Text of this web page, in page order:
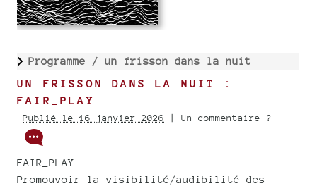
Programme / un frisson dans la nuit
UN FRISSON DANS LA NUIT :
FAIR_PLAY
Publié le 16 janvier 2026 | Un commentaire ?
FAIR_PLAY
Promouvoir la visibilité/audibilité des